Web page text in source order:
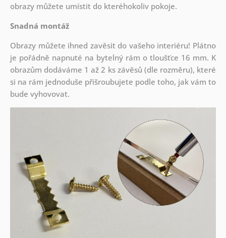
obrazy můžete umístit do kteréhokoliv pokoje.
Snadná montáž
Obrazy můžete ihned zavěsit do vašeho interiéru! Plátno
je pořádně napnuté na bytelný rám o tloušťce 16 mm. K
obrazům dodáváme 1 až 2 ks závěsů (dle rozměru), které
si na rám jednoduše přišroubujete podle toho, jak vám to
bude vyhovovat.